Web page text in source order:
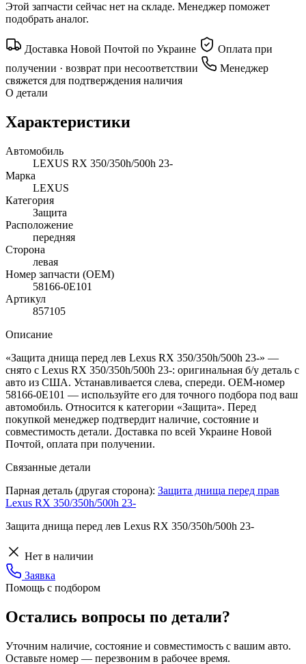
Этой запчасти сейчас нет на складе. Менеджер поможет
подобрать аналог.
Доставка Новой Почтой по Украине
Оплата при
получении · возврат при несоответствии
Менеджер
свяжется для подтверждения наличия
О детали
Характеристики
Автомобиль
LEXUS RX 350/350h/500h 23-
Марка
LEXUS
Категория
Защита
Расположение
передняя
Сторона
левая
Номер запчасти (OEM)
58166-0E101
Артикул
857105
Описание
«Защита днища перед лев Lexus RX 350/350h/500h 23-» —
снято с Lexus RX 350/350h/500h 23-: оригинальная б/у деталь с
авто из США. Устанавливается слева, спереди. OEM-номер
58166-0E101 — используйте его для точного подбора под ваш
автомобиль. Относится к категории «Защита». Перед
покупкой менеджер подтвердит наличие, состояние и
совместимость детали. Доставка по всей Украине Новой
Почтой, оплата при получении.
Связанные детали
Парная деталь (другая сторона): Защита днища перед прав
Lexus RX 350/350h/500h 23-
Защита днища перед лев Lexus RX 350/350h/500h 23-
Нет в наличии
Заявка
Помощь с подбором
Остались вопросы по детали?
Уточним наличие, состояние и совместимость с вашим авто.
Оставьте номер — перезвоним в рабочее время.